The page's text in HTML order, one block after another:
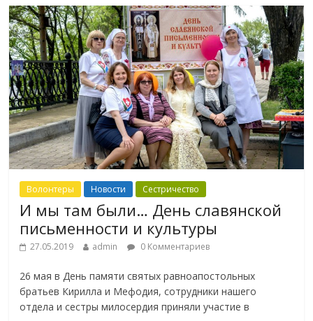
Волонтеры Новости Сестричество
И мы там были… День славянской
письменности и культуры
27.05.2019 admin 0 Комментариев
26 мая в День памяти святых равноапостольных
братьев Кирилла и Мефодия, сотрудники нашего
отдела и сестры милосердия приняли участие в